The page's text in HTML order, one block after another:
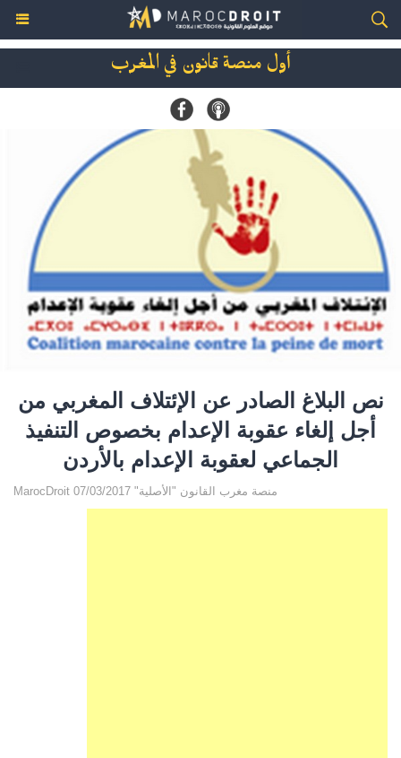
أول منصة قانون في المغرب
نص البلاغ الصادر عن الإئتلاف المغربي من
أجل إلغاء عقوبة الإعدام بخصوص التنفيذ
الجماعي لعقوبة الإعدام بالأردن
MarocDroit منصة مغرب القانون "الأصلية" 07/03/2017